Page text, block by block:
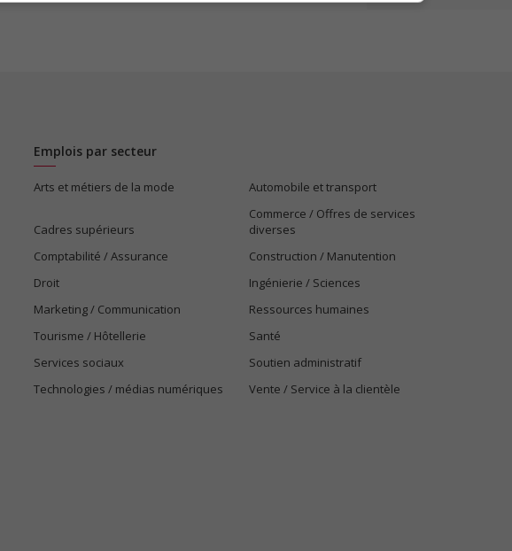
Emplois par secteur
Arts et métiers de la mode Automobile et transport
Cadres supérieurs
Commerce / Offres de services
diverses
Comptabilité / Assurance
Construction / Manutention
Droit
Ingénierie / Sciences
Marketing / Communication
Ressources humaines
Tourisme / Hôtellerie
Santé
Services sociaux
Soutien administratif
Technologies / médias numériques
Vente / Service à la clientèle